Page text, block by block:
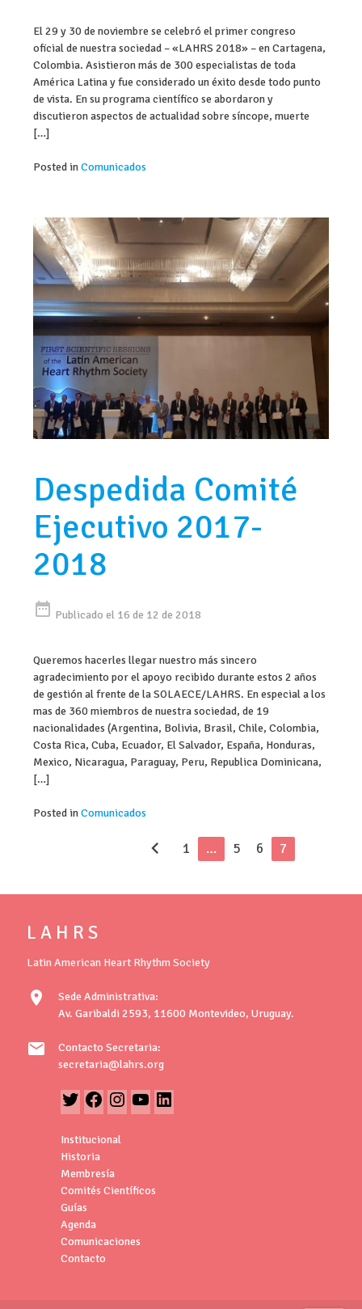
El 29 y 30 de noviembre se celebró el primer congreso
oficial de nuestra sociedad – «LAHRS 2018» – en Cartagena,
Colombia. Asistieron más de 300 especialistas de toda
América Latina y fue considerado un éxito desde todo punto
de vista. En su programa científico se abordaron y
discutieron aspectos de actualidad sobre síncope, muerte
[…]
Posted inComunicados
Despedida Comité
Ejecutivo 2017-
2018
date_range Publicado el 16 de 12 de 2018
Queremos hacerles llegar nuestro más sincero
agradecimiento por el apoyo recibido durante estos 2 años
de gestión al frente de la SOLAECE/LAHRS. En especial a los
mas de 360 miembros de nuestra sociedad, de 19
nacionalidades (Argentina, Bolivia, Brasil, Chile, Colombia,
Costa Rica, Cuba, Ecuador, El Salvador, España, Honduras,
Mexico, Nicaragua, Paraguay, Peru, Republica Dominicana,
[…]
Posted inComunicados
chevron_left 1 … 5 6 7
L A H R S
Latin American Heart Rhythm Society
location_on
Sede Administrativa:
Av. Garibaldi 2593, 11600 Montevideo, Uruguay.
mail
Contacto Secretaria:
secretaria@lahrs.org
Institucional
Historia
Membresía
Comités Científicos
Guías
Agenda
Comunicaciones
Contacto